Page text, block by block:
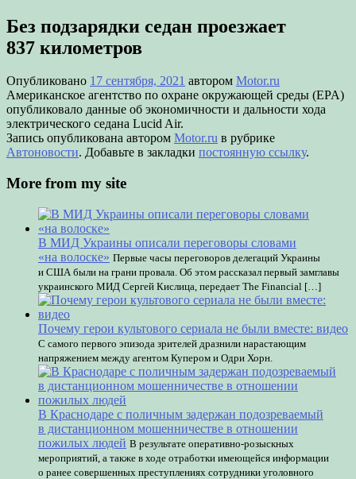
Без подзарядки седан проезжает
837 километров
Опубликовано 17 сентября, 2021 автором Motor.ru
Американское агентство по охране окружающей среды (EPA)
опубликовало данные об экономичности и дальности хода
электрического седана Lucid Air.
Запись опубликована автором Motor.ru в рубрике
Автоновости. Добавьте в закладки постоянную ссылку.
More from my site
В МИД Украины описали переговоры словами
«на волоске» Первые часы переговоров делегаций Украины
и США были на грани провала. Об этом рассказал первый замглавы
украинского МИД Сергей Кислица, передает The Financial […]
Почему герои культового сериала не были вместе: видео
С самого первого эпизода зрителей дразнили нарастающим
напряжением между агентом Купером и Одри Хорн.
В Краснодаре с поличным задержан подозреваемый
в дистанционном мошенничестве в отношении
пожилых людей В результате оперативно-розыскных
мероприятий, а также в ходе отработки имеющейся информации
о ранее совершенных преступлениях сотрудники уголовного